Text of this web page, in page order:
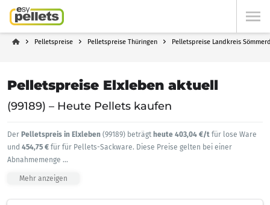
Pelletspreise Pelletspreise Thüringen Pelletspreise Landkreis
Pelletspreise Elxleben aktuell
(99189) – Heute Pellets kaufen
Der Pelletspreis in Elxleben (99189) beträgt heute 403,04 €/t für lose Ware
und 454,75 € für für Pellets-Sackware. Diese Preise gelten bei einer
Abnahmemenge ...
Mehr anzeigen